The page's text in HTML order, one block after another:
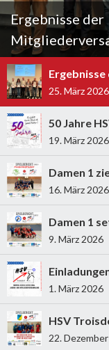
Ergebnisse der
25. März 2026
50 Jahre
19. März 2026
Damen 1
16. März 2026
Damen 1
9. März 2026
1. März 2026
22.